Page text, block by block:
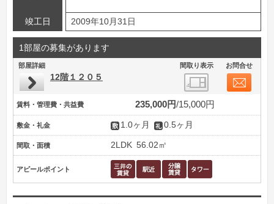
竣工日 2009年10月31日
1部屋の募集があります
部屋詳細 間取り表示 お問合せ
12階１２０５
賃料・管理費・共益費 235,000円 15,000円
敷金・礼金 1.0ヶ月 0.5ヶ月
間取・面積 2LDK 56.02㎡
アピールポイント